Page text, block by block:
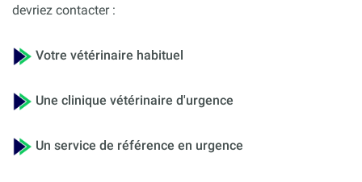
devriez contacter :
Votre vétérinaire habituel
Une clinique vétérinaire d'urgence
Un service de référence en urgence